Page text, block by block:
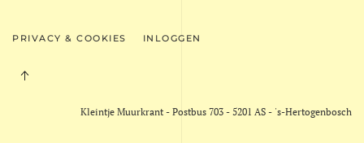
PRIVACY & COOKIES INLOGGEN
Kleintje Muurkrant - Postbus 703 - 5201 AS - 's-Hertogenbosch